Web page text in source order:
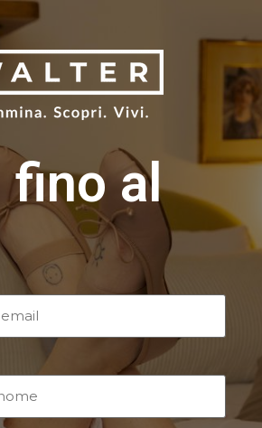
fino al